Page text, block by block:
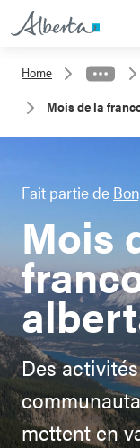
Home
Mois de la
Fait partie de
Mois
Des
mettent en